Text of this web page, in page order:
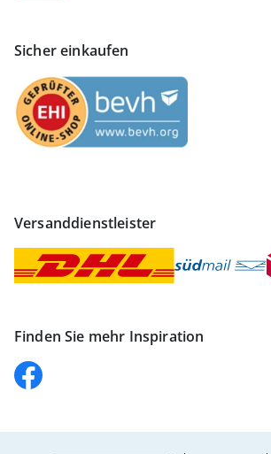
Sicher einkaufen
Versanddienstleister
Finden Sie mehr Inspiration